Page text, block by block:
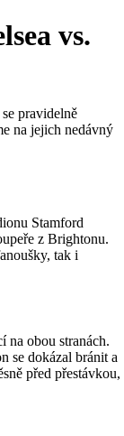
vs.
pravidelně
na jejich nedávný
Stamford
z Brightonu.
tak i
na obou stranách.
se dokázal bránit a
před přestávkou,